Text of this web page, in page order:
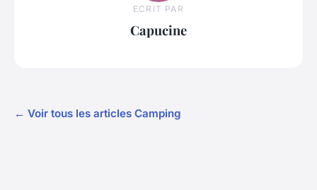
ECRIT PAR
Capucine
← Voir tous les articles Camping